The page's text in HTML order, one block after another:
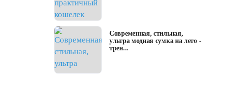
Современная, стильная,
ультра модная сумка на лето -
трен...